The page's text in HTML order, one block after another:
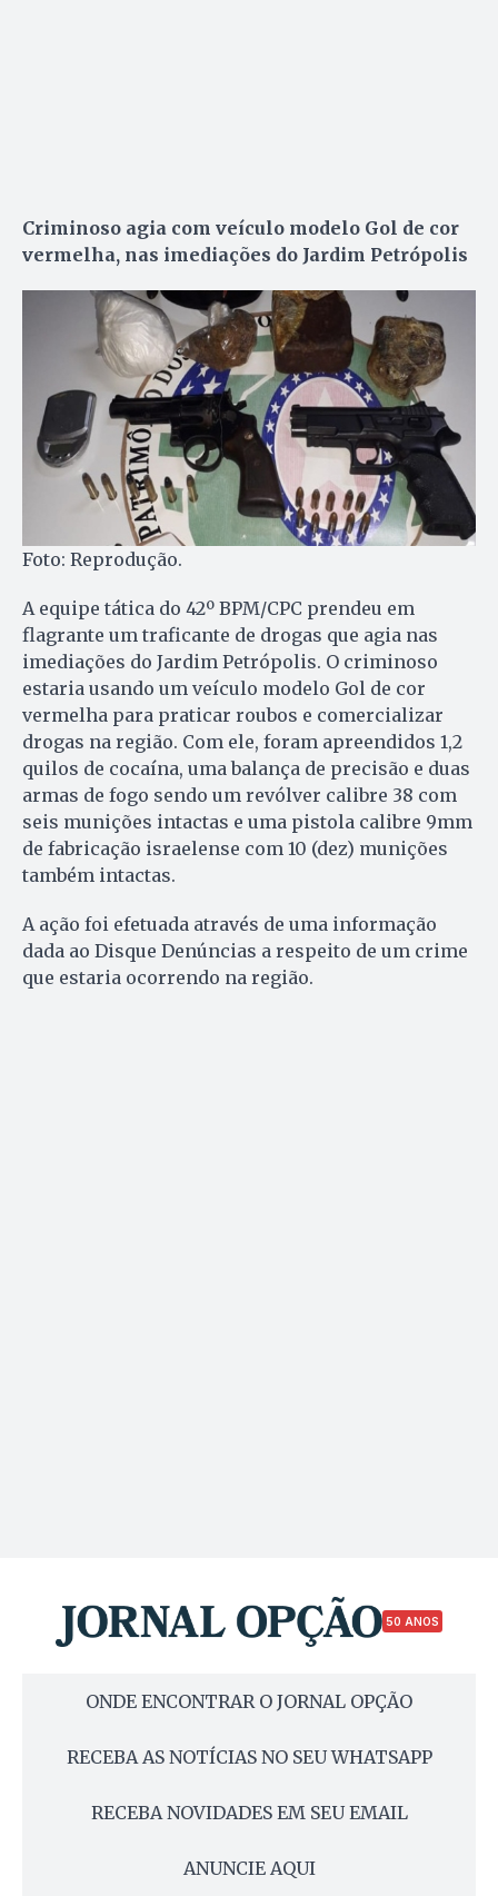
Criminoso agia com veículo modelo Gol de cor
vermelha, nas imediações do Jardim Petrópolis
Foto: Reprodução.
A equipe tática do 42º BPM/CPC prendeu em
flagrante um traficante de drogas que agia nas
imediações do Jardim Petrópolis. O criminoso
estaria usando um veículo modelo Gol de cor
vermelha para praticar roubos e comercializar
drogas na região. Com ele, foram apreendidos 1,2
quilos de cocaína, uma balança de precisão e duas
armas de fogo sendo um revólver calibre 38 com
seis munições intactas e uma pistola calibre 9mm
de fabricação israelense com 10 (dez) munições
também intactas.
A ação foi efetuada através de uma informação
dada ao Disque Denúncias a respeito de um crime
que estaria ocorrendo na região.
50 ANOS
ONDE ENCONTRAR O JORNAL OPÇÃO
RECEBA AS NOTÍCIAS NO SEU WHATSAPP
RECEBA NOVIDADES EM SEU EMAIL
ANUNCIE AQUI